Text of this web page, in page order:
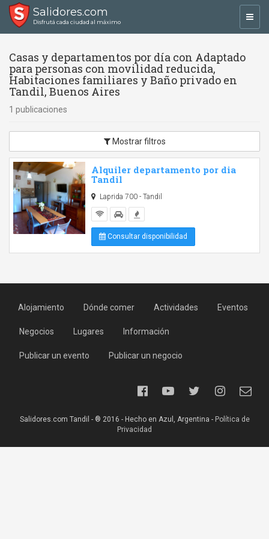
Salidores.com
Disfrutá cada ciudad al máximo
Casas y departamentos por día con Adaptado
para personas con movilidad reducida,
Habitaciones familiares y Baño privado en
Tandil, Buenos Aires
1 publicaciones
Mostrar filtros
Alquiler departamento por dia
Tandil
Laprida 700 - Tandil
Consultar disponibilidad
Alojamiento Dónde comer Actividades Eventos
Negocios Lugares Información
Publicar un evento Publicar un negocio
Salidores.com Tandil - ® 2016 - Hecho en Azul, Argentina - Política de
Privacidad